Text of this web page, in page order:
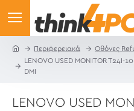
Περιφερειακά
Οθόνες
LENOVO USED MONITOR T24I-
DMI
LENOVO USED